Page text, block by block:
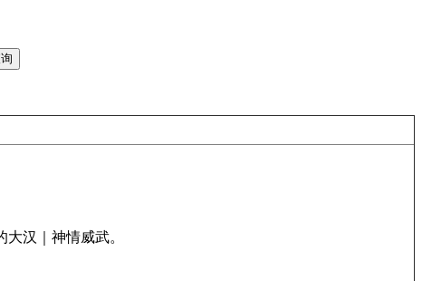
汉｜神情威武。